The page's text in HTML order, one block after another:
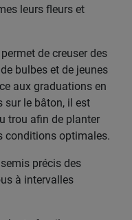
leurs fleurs et
de creuser des
bulbes et de jeunes
aux graduations en
sur le bâton, il est
trou afin de planter
conditions optimales.
précis des
à intervalles